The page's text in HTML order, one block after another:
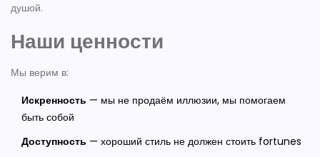
душой.
Наши ценности
Мы верим в:
Искренность — мы не продаём иллюзии, мы помогаем
быть собой
Доступность — хороший стиль не должен стоить fortunes